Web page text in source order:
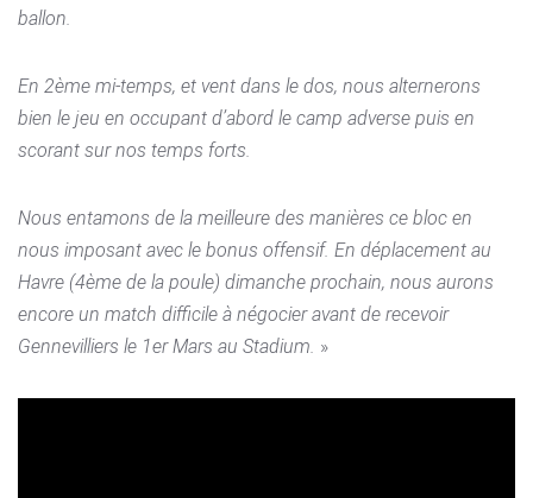
ballon.
En 2ème mi-temps, et vent dans le dos, nous alternerons
bien le jeu en occupant d’abord le camp adverse puis en
scorant sur nos temps forts.
Nous entamons de la meilleure des manières ce bloc en
nous imposant avec le bonus offensif. En déplacement au
Havre (4ème de la poule) dimanche prochain, nous aurons
encore un match difficile à négocier avant de recevoir
Gennevilliers le 1er Mars au Stadium. »